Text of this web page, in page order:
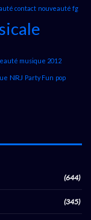
contact nouveauté fg
musique 2012
NRJ Party Fun pop
(644)
(345)